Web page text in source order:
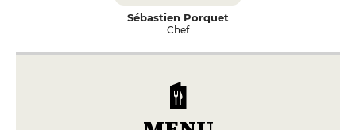
Sébastien Porquet
Chef